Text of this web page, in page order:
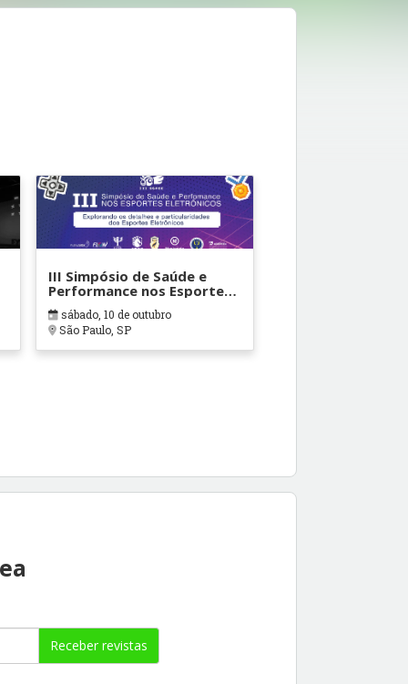
III Simpósio de Saúde e
Performance nos Esportes
Eletrônicos
sábado, 10 de outubro
São Paulo, SP
Receber revistas